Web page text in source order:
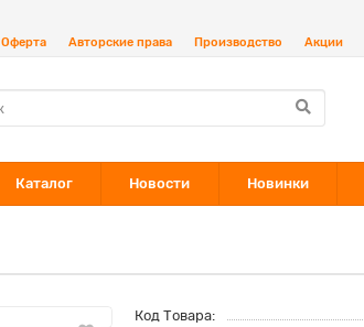
Оферта Авторские права Производство Акции
Каталог Новости Новинки
Код Товара: